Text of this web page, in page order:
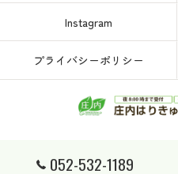
052-532-1189
Instagram
プライバシーポリシー
© 2026 愛知県、名古屋市西区の接骨院